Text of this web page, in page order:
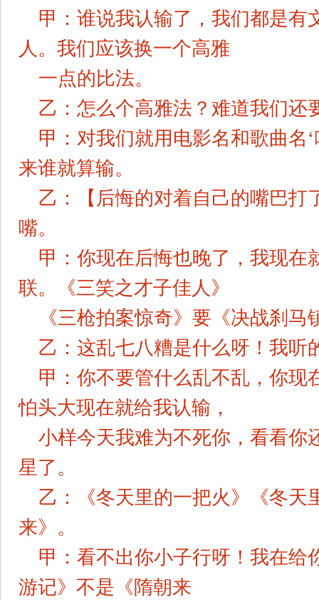
甲：谁说我认输了，我们都是有
人。我们应该换一个高雅
一点的比法。
乙：怎么个高雅法？难道我们还
甲：对我们就用电影名和歌曲名
来谁就算输。
乙：【后悔的对着自己的嘴巴打
嘴。
甲：你现在后悔也晚了，我现在
联。《三笑之才子佳人》
《三枪拍案惊奇》要《决战刹马
乙：这乱七八糟是什么呀！我听
甲：你不要管什么乱不乱，你现
怕头大现在就给我认输，
小样今天我难为不死你，看看你
星了。
乙：《冬天里的一把火》《冬天
来》。
甲：看不出你小子行呀！我在给
游记》不是《隋朝来